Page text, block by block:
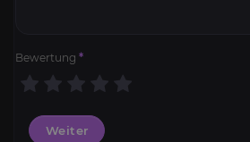
Bewertung *
Weiter